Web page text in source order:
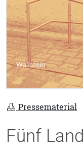
Pressematerial
Fünf